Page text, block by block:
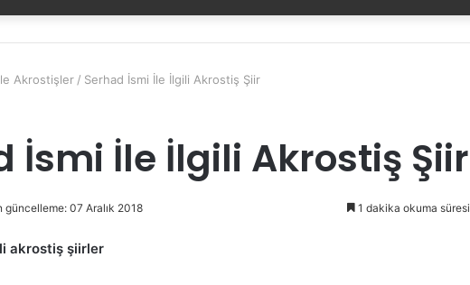
Akrostişler / Serhad İsmi İle İlgili Akrostiş Şiir
İsmi İle İlgili Akrostiş Şiir
güncelleme: 07 Aralık 2018 1 dakika okuma süresi
akrostiş şiirler